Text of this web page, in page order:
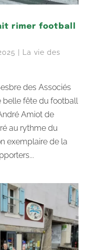
rimer football
La vie des
des Associés
belle fête du football
Amiot de
au rythme du
exemplaire de la